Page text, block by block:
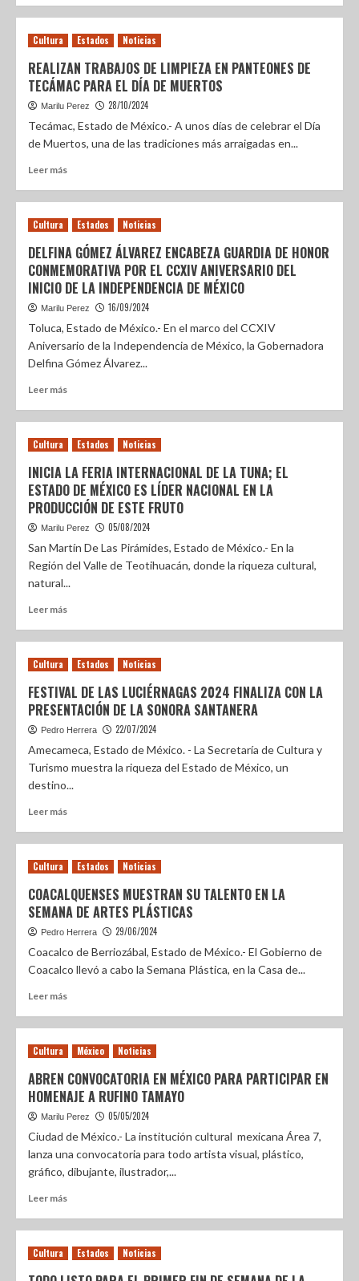
Cultura Estados Noticias
REALIZAN TRABAJOS DE LIMPIEZA EN PANTEONES DE
TECÁMAC PARA EL DÍA DE MUERTOS
Marilu Perez 28/10/2024
Tecámac, Estado de México.- A unos días de celebrar el Día
de Muertos, una de las tradiciones más arraigadas en...
Leer más
Cultura Estados Noticias
DELFINA GÓMEZ ÁLVAREZ ENCABEZA GUARDIA DE HONOR
CONMEMORATIVA POR EL CCXIV ANIVERSARIO DEL
INICIO DE LA INDEPENDENCIA DE MÉXICO
Marilu Perez 16/09/2024
Toluca, Estado de México.- En el marco del CCXIV
Aniversario de la Independencia de México, la Gobernadora
Delfina Gómez Álvarez...
Leer más
Cultura Estados Noticias
INICIA LA FERIA INTERNACIONAL DE LA TUNA; EL
ESTADO DE MÉXICO ES LÍDER NACIONAL EN LA
PRODUCCIÓN DE ESTE FRUTO
Marilu Perez 05/08/2024
San Martín De Las Pirámides, Estado de México.- En la
Región del Valle de Teotihuacán, donde la riqueza cultural,
natural...
Leer más
Cultura Estados Noticias
FESTIVAL DE LAS LUCIÉRNAGAS 2024 FINALIZA CON LA
PRESENTACIÓN DE LA SONORA SANTANERA
Pedro Herrera 22/07/2024
Amecameca, Estado de México. - La Secretaría de Cultura y
Turismo muestra la riqueza del Estado de México, un
destino...
Leer más
Cultura Estados Noticias
COACALQUENSES MUESTRAN SU TALENTO EN LA
SEMANA DE ARTES PLÁSTICAS
Pedro Herrera 29/06/2024
Coacalco de Berriozábal, Estado de México.- El Gobierno de
Coacalco llevó a cabo la Semana Plástica, en la Casa de...
Leer más
Cultura México Noticias
ABREN CONVOCATORIA EN MÉXICO PARA PARTICIPAR EN
HOMENAJE A RUFINO TAMAYO
Marilu Perez 05/05/2024
Ciudad de México.- La institución cultural mexicana Área 7,
lanza una convocatoria para todo artista visual, plástico,
gráfico, dibujante, ilustrador,...
Leer más
Cultura Estados Noticias